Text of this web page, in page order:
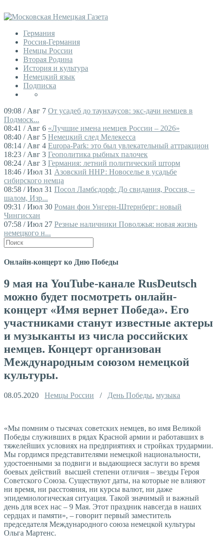
Германия
Россия-Германия
Немцы России
Вторая Родина
История и культура
Немецкий язык
Подписка
09:08 / Авг 7 От усадеб до таунхаусов: экс-дачи немцев в
Подмоск...
08:41 / Авг 6 «Лучшие имена немцев России – 2026»
08:40 / Авг 5 Немецкий след Мелекесса
08:14 / Авг 4 Europa-Park: это был увлекательный аттракцион
18:23 / Авг 3 Геополитика рыбных палочек
08:24 / Авг 3 Германия: летний политический шторм
18:46 / Июл 31 Азовский ННР: Новоселье в усадьбе
сибирского немца
08:58 / Июл 31 Посол Ламбсдорф: До свидания, Россия, –
шалом, Изр...
09:31 / Июл 30 Роман фон Унгерн-Штернберг: новый
Чингисхан
07:58 / Июл 27 Резные наличники Поволжья: новая жизнь
немецкого н...
Онлайн-концерт ко Дню Победы
9 мая на YouTube-канале RusDeutsch
можно будет посмотреть онлайн-
концерт «Имя вернет Победа». Его
участниками станут известные актеры
и музыканты из числа российских
немцев. Концерт организован
Международным союзом немецкой
культуры.
08.05.2020 Немцы России / День Победы, музыка
«Мы помним о тысячах советских немцев, во имя Великой
Победы служивших в рядах Красной армии и работавших в
тяжелейших условиях на предприятиях и стройках трудармии.
Мы гордимся представителями немецкой национальности,
удостоенными за подвиги и выдающиеся заслуги во время
боевых действий высшей степени отличия – звезды Героя
Советского Союза. Существуют даты, на которые не влияют
ни время, ни расстояния, ни курсы валют, ни даже
эпидемиологическая ситуация. Такой значимый и важный
день для всех нас – 9 Мая. Этот праздник навсегда в наших
сердцах и памяти», – говорит первый заместитель
председателя Международного союза немецкой культуры
Ольга Мартенс.